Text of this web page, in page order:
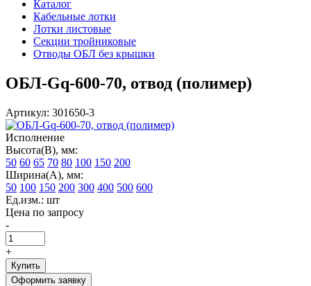
Каталог
Кабельные лотки
Лотки листовые
Секции тройниковые
Отводы ОБЛ без крышки
ОБЛ-Gq-600-70, отвод (полимер)
Артикул: 301650-3
Исполнение
Высота(В), мм:
50 60 65 70 80 100 150 200
Ширина(А), мм:
50 100 150 200 300 400 500 600
Ед.изм.: шт
Цена по запросу
-
+
Купить
Оформить заявку